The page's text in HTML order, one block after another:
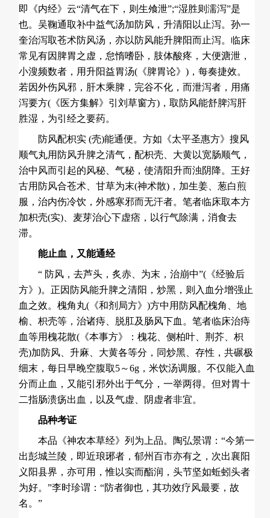
即《内经》云“清气在下，则生飧泄”;“湿胜则濡泻”是
也。吴鞠通取补中益气汤加防风，升清阳以止泻。孙一
奎治泻取苍术防风汤，亦以防风能升脾阳而止泻。临床
常见有因脾胃之虚，怠惰嗜卧，肢体酸疼，大便溏泄，
小溲频数者，用升阳益胃汤(《脾胃论》)，每奏捷效。
若因外伤风邪，肝木乘脾，完谷不化，而泄泻者，用痛
泻要方(《医方集解》引刘草窗方)，取防风能舒脾泻肝
胜湿，为引经之要药。
防风配枳实 (壳)能通便。方如《太平圣惠方》搜风
顺气丸用防风升脾之清气，配枳壳、大黄以宽肠顺气，
治中风而引起的风秘、气秘，使清阳升而浊阴降。王好
古用防风合苍术、甘草为末(神术散)，加生姜 、葱白煎
服，治内伤冷饮，外感寒邪而无汗者。笔者临床取本方
加枳壳(实)、麦芽治心下虚痞，以行气除满，消食去
滞。
能止血，又能通经
“ 防风，去芦头，炙赤、为末，治崩中”(《经验后
方》)。正因防风能升脾之清阳，炒黑，则入血分增强止
血之效。槐角丸(《和剂局方》)方中用防风配槐角、地
榆、枳壳等，治诸痔、脱肛及肠风下血。笔者临床治痔
血等用槐花散(《本事方》：槐花、侧柏叶、荆芥、枳
壳)加防风、升麻、大黄各等分，同炒黑、存性，共碾极
细末，每日早晚空腹取5～6g，米饮汤调服。不仅能入血
分而止血，又能引邪外出于气分，一举两得。但对胃十
二指肠溃疡出血，以及气虚、阴虚者非宜。
品种考证
本品《神农本草经》列为上品。陶弘景谓：“今第一
出彭城兰陵，即近琅琊者，郁州百市亦有之，次出襄阳
义阳县界，亦可用，惟以实而酯润，头节坚如蚯蚓头者
为好。”李时珍谓：“防者御也，其功效疗风最要，故
名。”